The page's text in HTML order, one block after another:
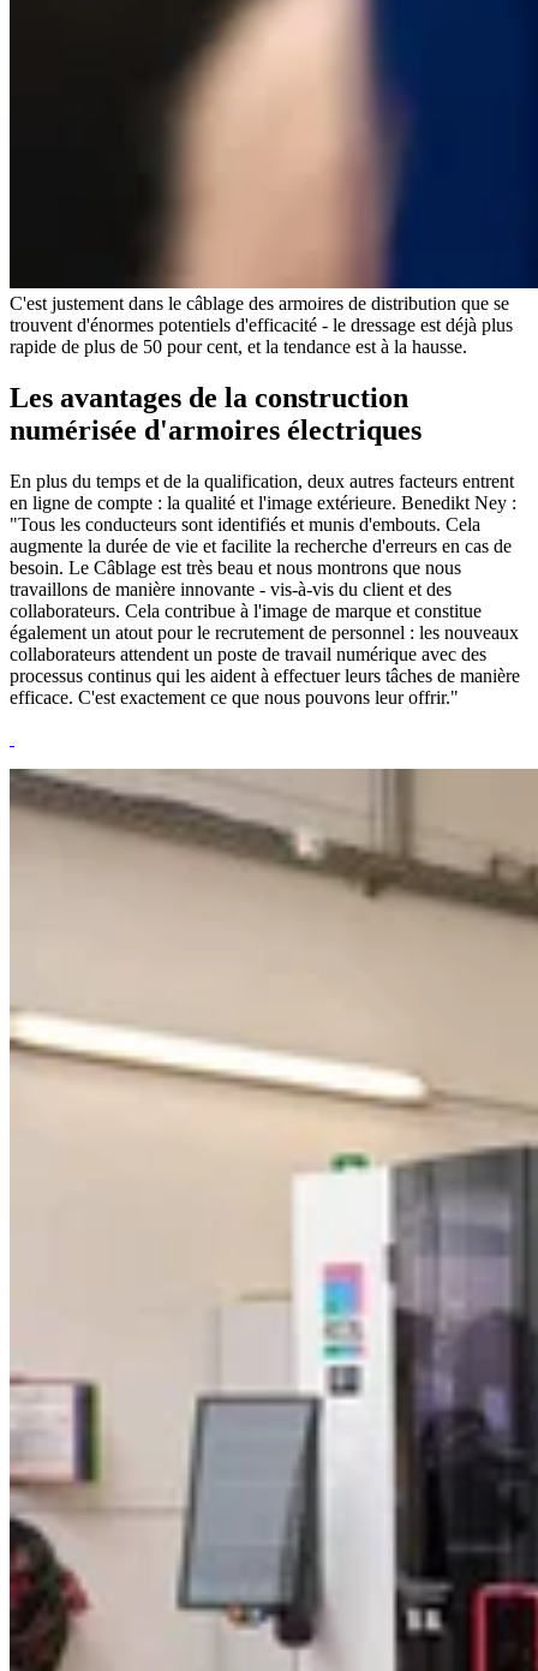
C'est justement dans le câblage des armoires de distribution que se
trouvent d'énormes potentiels d'efficacité - le dressage est déjà plus
rapide de plus de 50 pour cent, et la tendance est à la hausse.
Les avantages de la construction
numérisée d'armoires électriques
En plus du temps et de la qualification, deux autres facteurs entrent
en ligne de compte : la qualité et l'image extérieure. Benedikt Ney :
"Tous les conducteurs sont identifiés et munis d'embouts. Cela
augmente la durée de vie et facilite la recherche d'erreurs en cas de
besoin. Le Câblage est très beau et nous montrons que nous
travaillons de manière innovante - vis-à-vis du client et des
collaborateurs. Cela contribue à l'image de marque et constitue
également un atout pour le recrutement de personnel : les nouveaux
collaborateurs attendent un poste de travail numérique avec des
processus continus qui les aident à effectuer leurs tâches de manière
efficace. C'est exactement ce que nous pouvons leur offrir."